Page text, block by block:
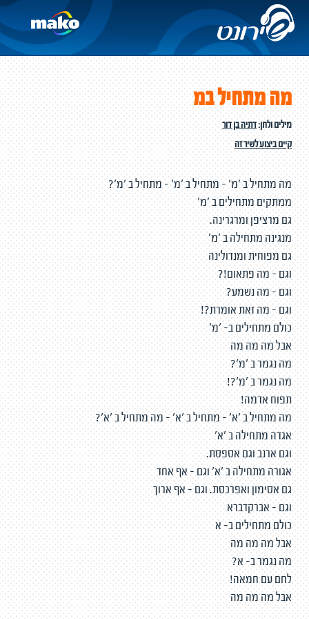
מה מתחיל במ
מילים ולחן:דתיה בן דור
קיים ביצוע לשיר זה
מה מתחיל ב 'מ' - מתחיל ב 'מ' - מתחיל ב 'מ'?
ממתקים מתחילים ב 'מ'
גם מרציפן ומרגרינה.
מנגינה מתחילה ב 'מ'
גם מפוחית ומנדולינה
וגם - מה פתאום!?
וגם - מה נשמע?
וגם - מה זאת אומרת?!
כולם מתחילים ב- 'מ'
אבל מה מה מה
מה נגמר ב 'מ'?
מה נגמר ב 'מ'?!
תפוח אדמה!
מה מתחיל ב 'א' - מתחיל ב 'א' - מה מתחיל ב 'א'?
אגדה מתחילה ב 'א'
וגם ארנב וגם אספסת.
אגורה מתחילה ב 'א' וגם - אף אחד
גם אסימון ואפרכסת. וגם - אף ארוך
וגם - אברקדברא
כולם מתחילים ב- א
אבל מה מה מה
מה נגמר ב- א?
לחם עם חמאה!
אבל מה מה מה